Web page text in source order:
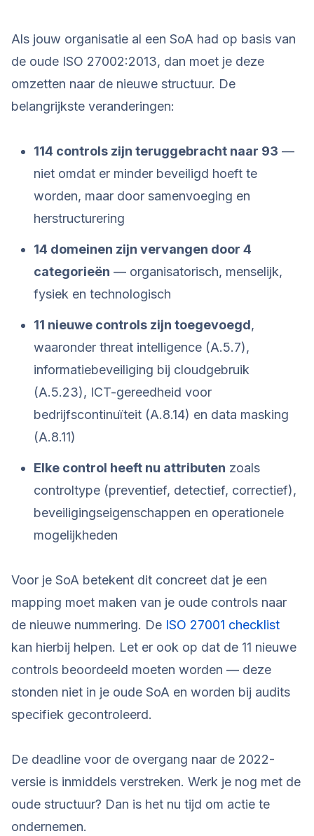
Als jouw organisatie al een SoA had op basis van
de oude ISO 27002:2013, dan moet je deze
omzetten naar de nieuwe structuur. De
belangrijkste veranderingen:
114 controls zijn teruggebracht naar 93 —
niet omdat er minder beveiligd hoeft te
worden, maar door samenvoeging en
herstructurering
14 domeinen zijn vervangen door 4
categorieën — organisatorisch, menselijk,
fysiek en technologisch
11 nieuwe controls zijn toegevoegd,
waaronder threat intelligence (A.5.7),
informatiebeveiliging bij cloudgebruik
(A.5.23), ICT-gereedheid voor
bedrijfscontinuïteit (A.8.14) en data masking
(A.8.11)
Elke control heeft nu attributen zoals
controltype (preventief, detectief, correctief),
beveiligingseigenschappen en operationele
mogelijkheden
Voor je SoA betekent dit concreet dat je een
mapping moet maken van je oude controls naar
de nieuwe nummering. De ISO 27001 checklist
kan hierbij helpen. Let er ook op dat de 11 nieuwe
controls beoordeeld moeten worden — deze
stonden niet in je oude SoA en worden bij audits
specifiek gecontroleerd.
De deadline voor de overgang naar de 2022-
versie is inmiddels verstreken. Werk je nog met de
oude structuur? Dan is het nu tijd om actie te
ondernemen.